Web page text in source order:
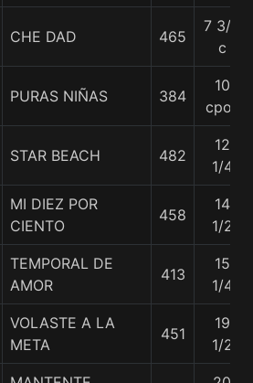
CHE DAD 465
7 3/4
c
PURAS NIÑAS 384
10
cpos
STAR BEACH 482
12
1/4
MI DIEZ POR
CIENTO
458
14
1/2
TEMPORAL DE
AMOR
413
15
1/4
VOLASTE A LA
META
451
19
1/2